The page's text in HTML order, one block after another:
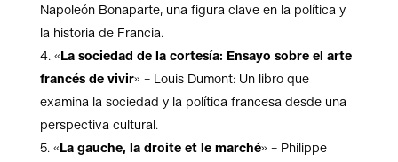
Napoleón Bonaparte, una figura clave en la política y
la historia de Francia.
«La sociedad de la cortesía: Ensayo sobre el arte
francés de vivir» – Louis Dumont: Un libro que
examina la sociedad y la política francesa desde una
perspectiva cultural.
«La gauche, la droite et le marché» – Philippe